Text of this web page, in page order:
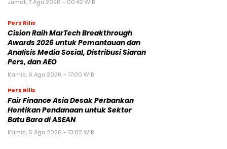
Jumat, 7 Agu 2026 - 00:42 WIB
Pers Rilis
Cision Raih MarTech Breakthrough
Awards 2026 untuk Pemantauan dan
Analisis Media Sosial, Distribusi Siaran
Pers, dan AEO
Kamis, 6 Agu 2026 - 17:00 WIB
Pers Rilis
Fair Finance Asia Desak Perbankan
Hentikan Pendanaan untuk Sektor
Batu Bara di ASEAN
Kamis, 6 Agu 2026 - 13:02 WIB